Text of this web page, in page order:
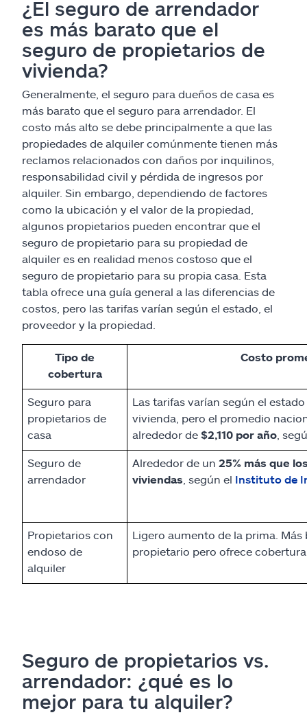
¿El seguro de arrendador
es más barato que el
seguro de propietarios de
vivienda?
Generalmente, el seguro para dueños de casa es
más barato que el seguro para arrendador. El
costo más alto se debe principalmente a que las
propiedades de alquiler comúnmente tienen más
reclamos relacionados con daños por inquilinos,
responsabilidad civil y pérdida de ingresos por
alquiler. Sin embargo, dependiendo de factores
como la ubicación y el valor de la propiedad,
algunos propietarios pueden encontrar que el
seguro de propietario para su propiedad de
alquiler es en realidad menos costoso que el
seguro de propietario para su propia casa. Esta
tabla ofrece una guía general a las diferencias de
costos, pero las tarifas varían según el estado, el
proveedor y la propiedad.
Tipo de
cobertura
Costo
Seguro para
propietarios de
casa
Las tarifas varían según el
vivienda, pero el promedio
alrededor de$2,110 por año,
Seguro de
arrendador
Alrededor de un 25% más que
viviendas , según el Instituto de
Propietarios con
endoso de
alquiler
Ligero aumento de la prima.
propietario pero ofrece
Seguro de propietarios vs.
arrendador: ¿qué es lo
mejor para tu alquiler?